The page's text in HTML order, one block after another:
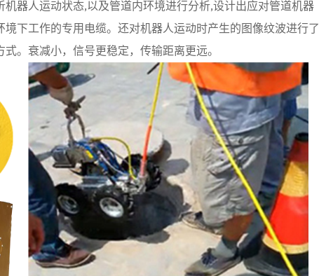
机器人运动状态,以及管道内环境进行分析,设计出应对管道机器
境下工作的专用电缆。还对机器人运动时产生的图像纹波进行了
。衰减小，信号更稳定，传输距离更远。